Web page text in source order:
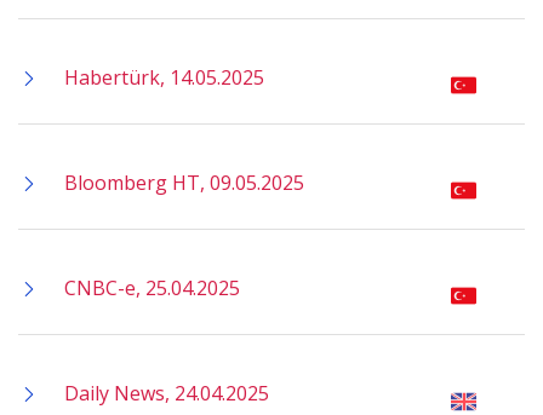
Habertürk, 14.05.2025
Bloomberg HT, 09.05.2025
CNBC-e, 25.04.2025
Daily News, 24.04.2025